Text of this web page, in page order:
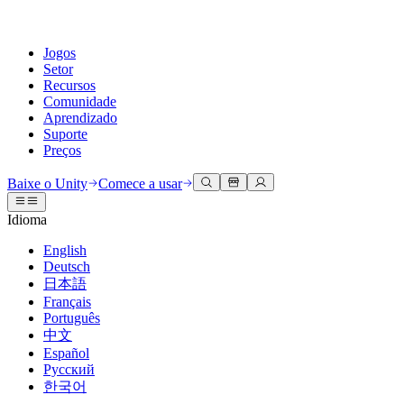
Jogos
Setor
Recursos
Comunidade
Aprendizado
Suporte
Preços
Engine do Unity
Crie jogos 2D e 3D para qualquer plataforma
Colaboração
Colabore e itere rapidamente com sua equipe
Baixe o Unity
Planos e preços
Implante
Multiplataforma
Colaboração 3D
Construa e revise projetos 3D em tempo real
Treinamento imersivo
Treine em ambientes imersivos
Experiências do cliente
Crie experiências interativas em 3D
Setores
Manufatura
Documentação
Ferramentas de desenvolvedor
Versões de lançamento e rastreador de problemas
Roteiro
Revisar recursos futuros
Glossário
Discussões
Eventos
Eventos globais e locais
Histórias da comunidade
Made with Unity
Mostrando criadores do Unity
Unity Learn
Domine habilidades do Unity gratuitamente
Treinamento profissional
Aprimore sua equipe com treinadores do Unity
É iniciante no Unity?
Conceitos básicos
Inicie seu aprendizado
Caminhos Essenciais do Unity
Obter ajuda
Ajudando você a ter sucesso com Unity
Planos de sucesso
Alcance seus objetivos mais rápido com suporte especializado
Perguntas frequentes
Respostas para perguntas comuns
Entre em contato conosco
Conecte-se com nossa equipe
Baixe o Unity Comece a usar
Idioma
English
Deutsch
日本語
Français
Português
中文
Español
Русский
한국어